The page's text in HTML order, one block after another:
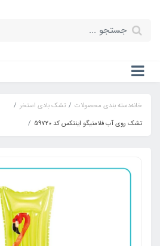
خانهدسته بندی محصولات
تشک بادی استخر
تشک روی آب فلامنیگو اینتکس کد 59720